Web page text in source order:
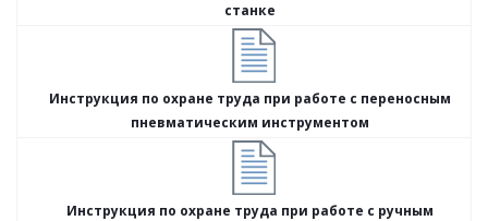
станке
Инструкция по охране труда при работе с переносным
пневматическим инструментом
Инструкция по охране труда при работе с ручным